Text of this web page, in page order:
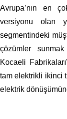
Avrupa’nın en
versiyonu olan
segmentindeki
çözümler
Kocaeli
tam elektrikli ikinci
elektrik